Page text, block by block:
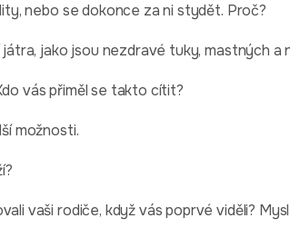
nebo se dokonce za ni stydět. Proč?
jako jsou nezdravé tuky, mastných a
vás přiměl se takto cítit?
možnosti.
vaši rodiče, když vás poprvé viděli?